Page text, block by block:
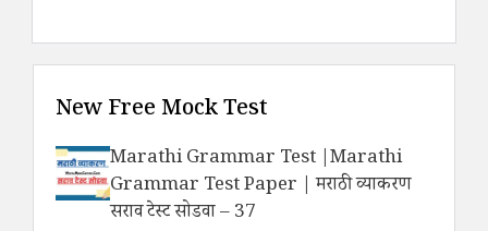
New Free Mock Test
Marathi Grammar Test |Marathi
Grammar Test Paper | मराठी व्याकरण
सराव टेस्ट सोडवा – 37